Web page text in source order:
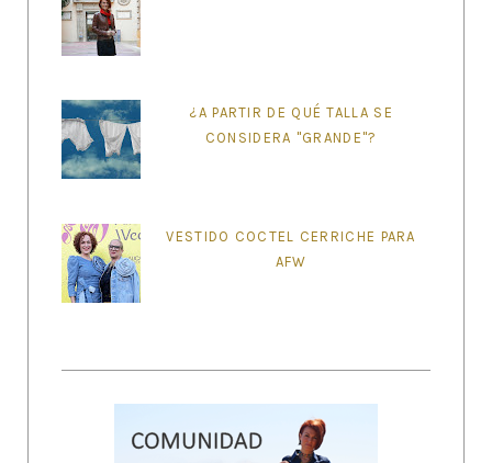
¿A PARTIR DE QUÉ TALLA SE
CONSIDERA "GRANDE"?
VESTIDO COCTEL CERRICHE PARA
AFW